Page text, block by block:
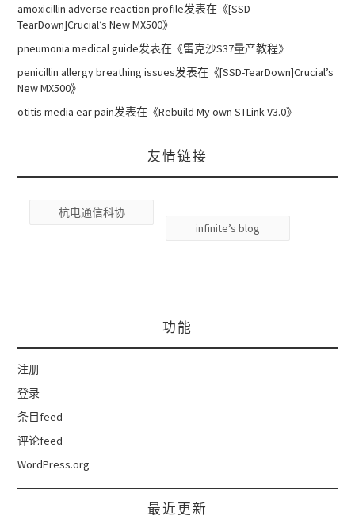
amoxicillin adverse reaction profile发表在《[SSD-
TearDown]Crucial’s New MX500》
pneumonia medical guide发表在《雷克沙S37量产教程》
penicillin allergy breathing issues发表在《[SSD-TearDown]Crucial’s
New MX500》
otitis media ear pain发表在《Rebuild My own STLink V3.0》
友情链接
杭电通信科协
infinite’s blog
功能
注册
登录
条目feed
评论feed
WordPress.org
最近更新